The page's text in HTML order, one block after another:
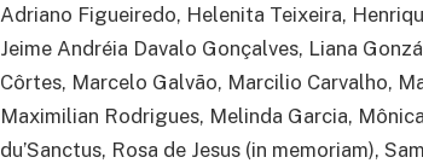
Adriano Figueiredo, Helenita Teixeira,
Jeime Andréia Davalo Gonçalves, Liana
Côrtes, Marcelo Galvão, Marcilio Carvalho,
Maximilian Rodrigues, Melinda Garcia,
du’Sanctus, Rosa de Jesus (in memoriam),